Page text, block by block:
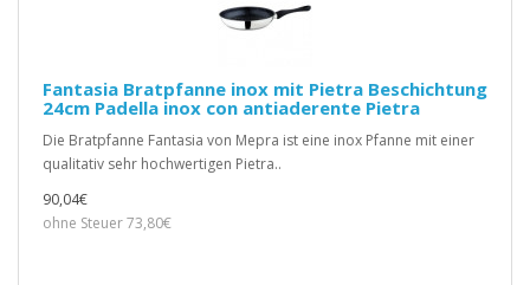
Fantasia Bratpfanne inox mit Pietra Beschichtung
24cm Padella inox con antiaderente Pietra
Die Bratpfanne Fantasia von Mepra ist eine inox Pfanne mit einer
qualitativ sehr hochwertigen Pietra..
90,04€
ohne Steuer 73,80€